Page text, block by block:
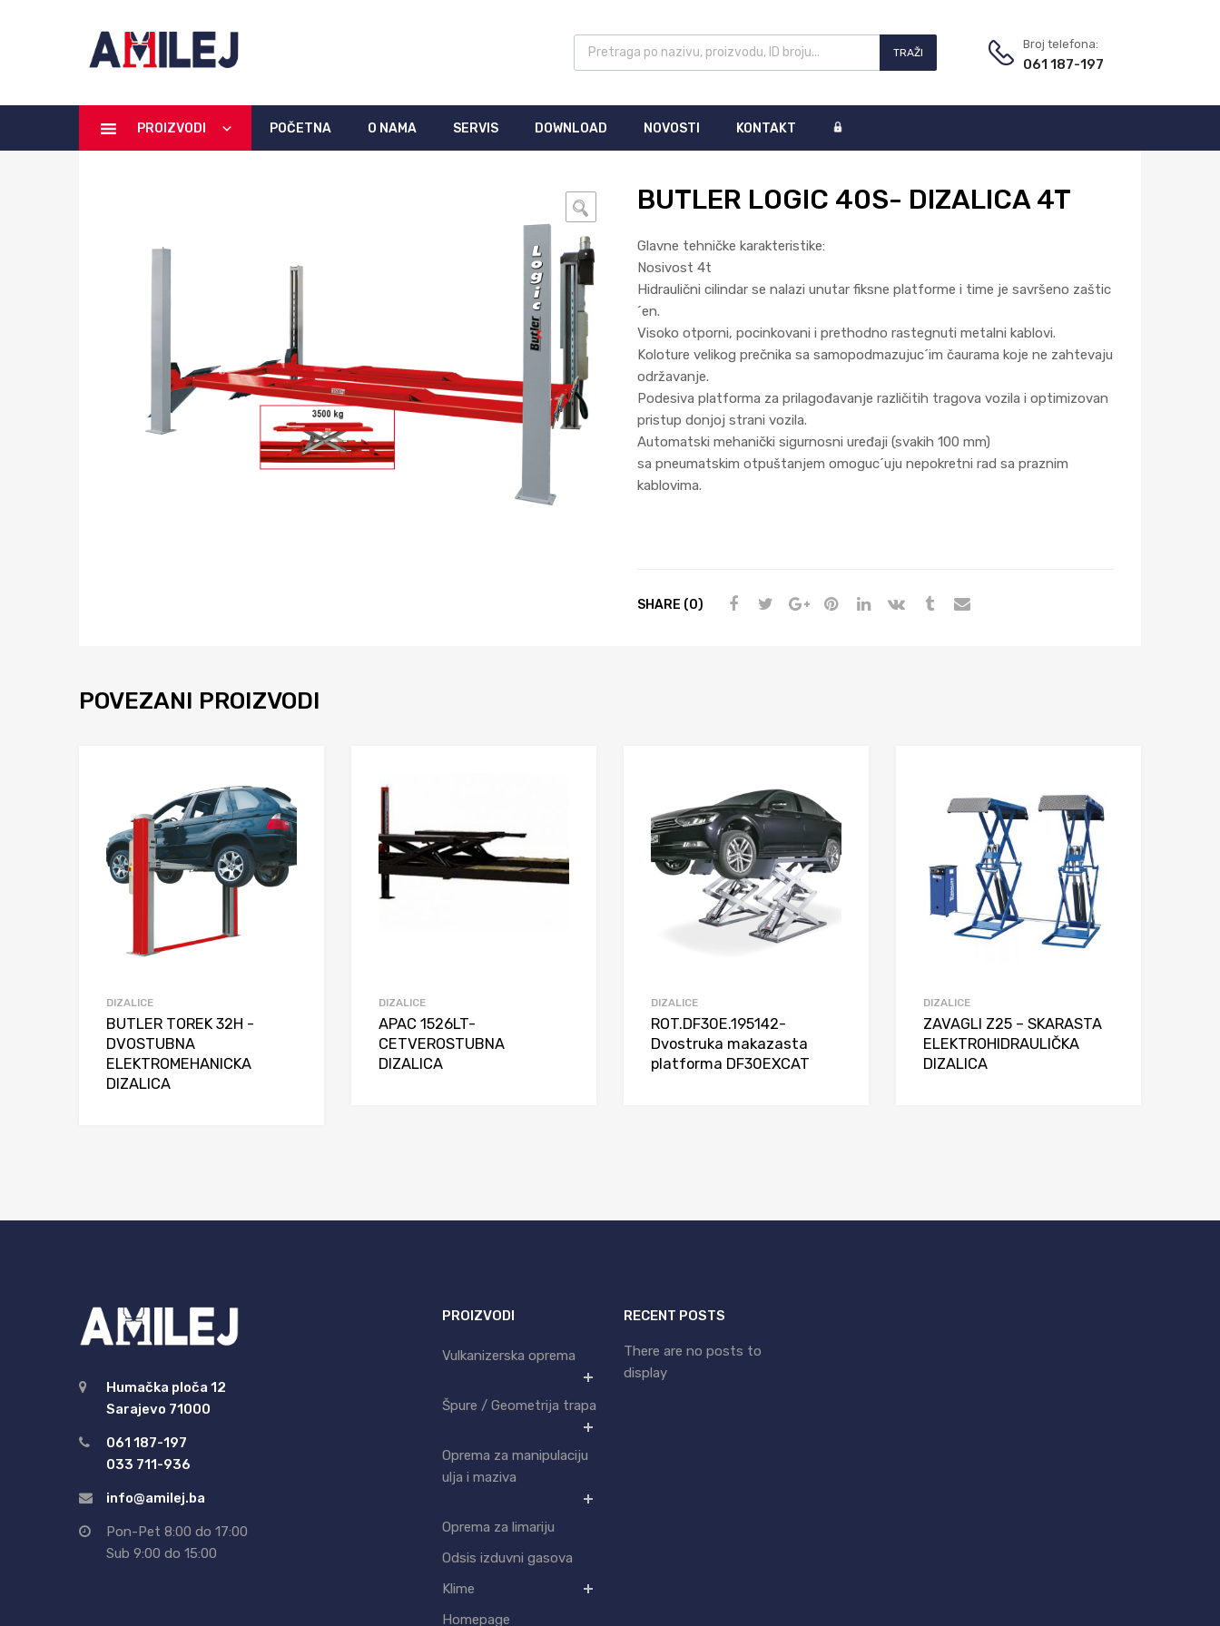
TRAŽI
Broj telefona:
061 187-197
PROIZVODI POČETNA O NAMA SERVIS DOWNLOAD NOVOSTI KONTAKT
🔍 BUTLER LOGIC 40S- DIZALICA 4T
Glavne tehničke karakteristike:
Nosivost 4t
Hidraulični cilindar se nalazi unutar fiksne platforme i time je savršeno zaštic
´en.
Visoko otporni, pocinkovani i prethodno rastegnuti metalni kablovi.
Koloture velikog prečnika sa samopodmazujuc´im čaurama koje ne zahtevaju
održavanje.
Podesiva platforma za prilagođavanje različitih tragova vozila i optimizovan
pristup donjoj strani vozila.
Automatski mehanički sigurnosni uređaji (svakih 100 mm)
sa pneumatskim otpuštanjem omoguc´uju nepokretni rad sa praznim
kablovima.
SHARE (0)
POVEZANI PROIZVODI
DIZALICE
BUTLER TOREK 32H -
DVOSTUBNA
ELEKTROMEHANICKA
DIZALICA
DIZALICE
APAC 1526LT-
CETVEROSTUBNA
DIZALICA
DIZALICE
ROT.DF30E.195142-
Dvostruka makazasta
platforma DF30EXCAT
DIZALICE
ZAVAGLI Z25 – SKARASTA
ELEKTROHIDRAULIČKA
DIZALICA
Humačka ploča 12
Sarajevo 71000
061 187-197
033 711-936
info@amilej.ba
Pon-Pet 8:00 do 17:00
Sub 9:00 do 15:00
PROIZVODI
Vulkanizerska oprema
Špure / Geometrija trapa
Oprema za manipulaciju
ulja i maziva
Oprema za limariju
Odsis izduvni gasova
Klime
Homepage
RECENT POSTS
There are no posts to
display